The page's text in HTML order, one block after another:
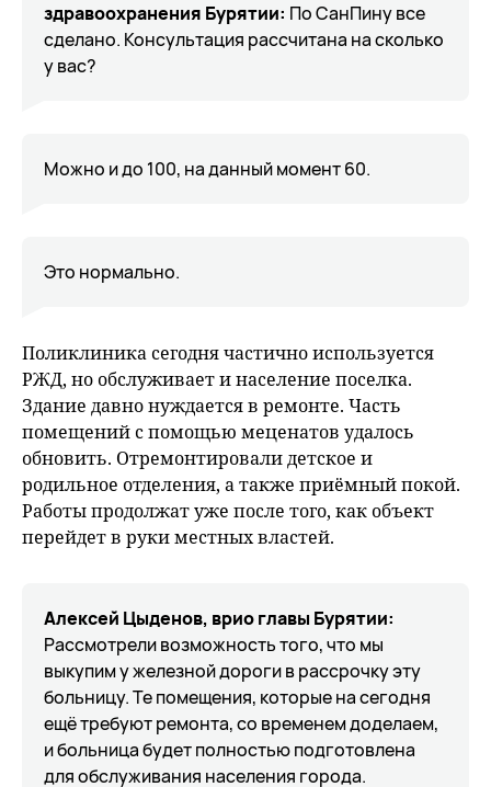
здравоохранения Бурятии: По СанПину все
сделано. Консультация рассчитана на сколько
у вас?
Можно и до 100, на данный момент 60.
Это нормально.
Поликлиника сегодня частично используется
РЖД, но обслуживает и население поселка.
Здание давно нуждается в ремонте. Часть
помещений с помощью меценатов удалось
обновить. Отремонтировали детское и
родильное отделения, а также приёмный покой.
Работы продолжат уже после того, как объект
перейдет в руки местных властей.
Алексей Цыденов, врио главы Бурятии:
Рассмотрели возможность того, что мы
выкупим у железной дороги в рассрочку эту
больницу. Те помещения, которые на сегодня
ещё требуют ремонта, со временем доделаем,
и больница будет полностью подготовлена
для обслуживания населения города.